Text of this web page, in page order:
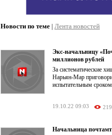
Новости по теме | Лента новостей
Экс-начальницу
миллионов рублей
За систематические
Нарьян-Мар
испытательным сроком
19.10.22 09:03
Начальница